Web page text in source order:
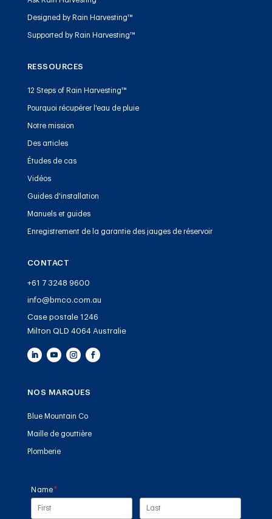
Designed by Rain Harvesting™
Supported by Rain Harvesting™
RESSOURCES
12 Steps of Rain Harvesting™
Pourquoi récupérer l'eau de pluie
Notre mission
Des articles
Études de cas
Vidéos
Guides d'installation
Manuels et guides
Enregistrement de la garantie des jauges de réservoir
CONTACT
+61 7 3248 9600
info@bmco.com.au
Case postale 1246
Milton QLD 4064 Australie
NOS MARQUES
Blue Mountain Co
Maille de gouttière
Plomberie
Name *
(required)